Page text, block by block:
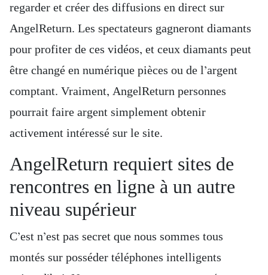
regarder et créer des diffusions en direct sur
AngelReturn. Les spectateurs gagneront diamants
pour profiter de ces vidéos, et ceux diamants peut
être changé en numérique pièces ou de l’argent
comptant. Vraiment, AngelReturn personnes
pourrait faire argent simplement obtenir
activement intéressé sur le site.
AngelReturn requiert sites de
rencontres en ligne à un autre
niveau supérieur
C’est n’est pas secret que nous sommes tous
montés sur posséder téléphones intelligents